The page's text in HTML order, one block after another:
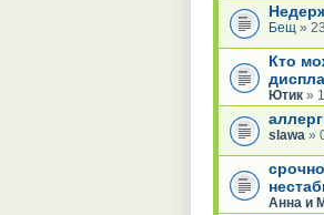
Бещ »
Кто
Ютик »
slawa »
Анна и